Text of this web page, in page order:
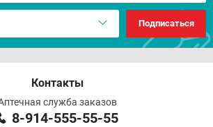
Подписаться
Контакты
служба заказов
8-914-555-55-55